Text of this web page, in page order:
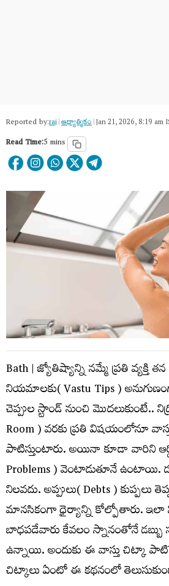
Reported by:raj|ఆధ్యాత్మికం|Jan 21, 2026, 8:19 am
Read Time:5 mins
Bath | జ్యోతిష్యాన్ని న‌మ్మే ప్ర‌తి వ్య‌క్తి
నియ‌మాల‌కు( Vastu Tips )
చెప్పుల స్టాండ్ నుంచి మొద‌లుకుంటే..
Room ) వ‌ర‌కు ప్ర‌తి విష‌యంలోనూ
పాటిస్తుంటారు. అయినా కూడా వారిని
Problems ) వెంటాడుతూనే ఉంటాయి.
నిల‌వ‌దు. అప్పులు( Debts )
మాన‌సికంగా ధైర్యాన్ని కోల్పోతారు. ఇలా
బాధ‌ప‌డేవారు కేవ‌లం స్నానంతోనే
ఉన్నాయి. అందుకు ఈ వాస్తు చిట్కా
చిట్కాలు ఏంటో ఈ క‌థ‌నంలో